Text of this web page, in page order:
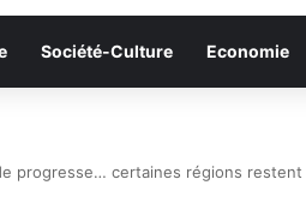
Société-Culture Economie
progresse… certaines régions restent